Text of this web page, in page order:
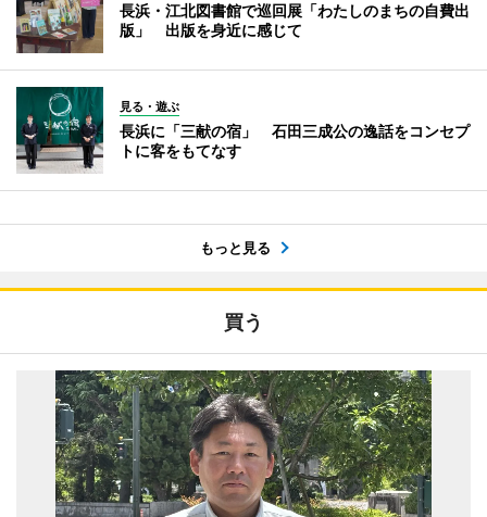
長浜・江北図書館で巡回展「わたしのまちの自費出
版」 出版を身近に感じて
見る・遊ぶ
長浜に「三献の宿」 石田三成公の逸話をコンセプ
トに客をもてなす
もっと見る
買う